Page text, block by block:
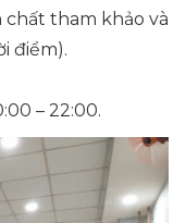
tham khảo và
điểm).
– 22:00.